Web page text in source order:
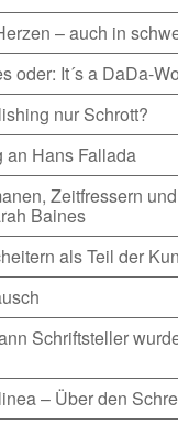
– auch in
oder: It´s a DaDa-
nur Schrott?
an Hans Fallada
Zeitfressern
Baines
als Teil der
Schriftsteller
– Über den